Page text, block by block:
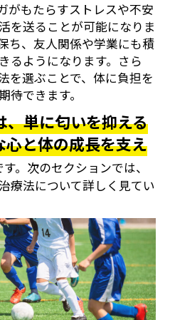
がもたらすストレスや不安
を送ることが可能になりま
ち、友人関係や学業にも積
るようになります。さら
を選ぶことで、体に負担を
待できます。
、単に匂いを抑える
と体の成長を支え
す。次のセクションでは、
療法について詳しく見てい